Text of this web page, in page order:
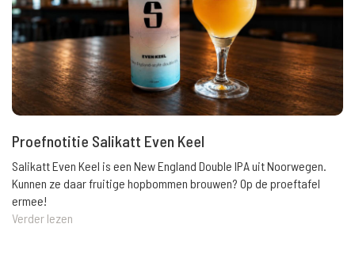
Proefnotitie Salikatt Even Keel
Salikatt Even Keel is een New England Double IPA uit Noorwegen.
Kunnen ze daar fruitige hopbommen brouwen? Op de proeftafel
ermee!
Verder lezen